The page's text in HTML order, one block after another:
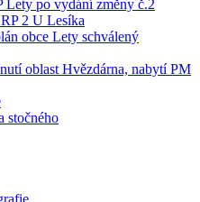
Lety po vydání změny č.2
2 U Lesíka
obce Lety schválený
oblast Hvězdárna, nabytí PM
stočného